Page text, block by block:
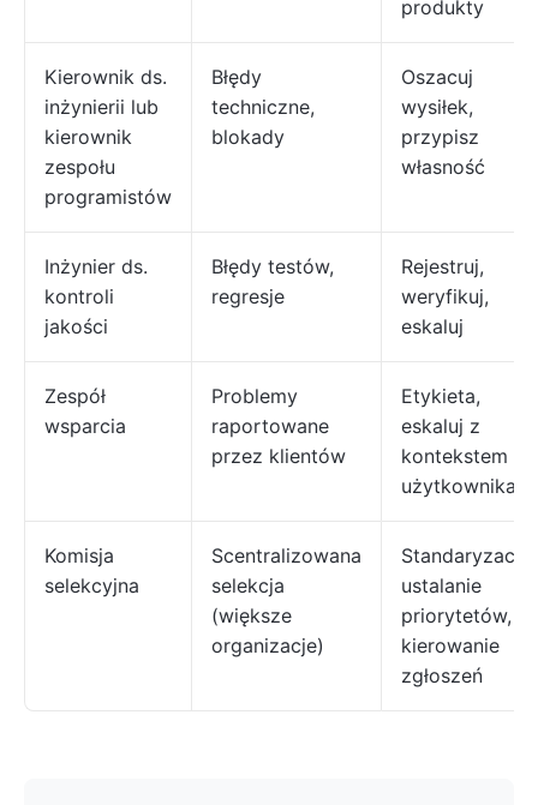
produkty
Kierownik ds.
inżynierii lub
kierownik
zespołu
programistów
Błędy
techniczne,
blokady
Oszacuj
wysiłek,
przypisz
własność
Inżynier ds.
kontroli
jakości
Błędy testów,
regresje
Rejestruj,
weryfikuj,
eskaluj
Zespół
wsparcia
Problemy
raportowane
przez klientów
Etykieta,
eskaluj z
kontekstem
użytkownika
Komisja
selekcyjna
Scentralizowana
selekcja
(większe
organizacje)
Standaryzacja,
ustalanie
priorytetów,
kierowanie
zgłoszeń